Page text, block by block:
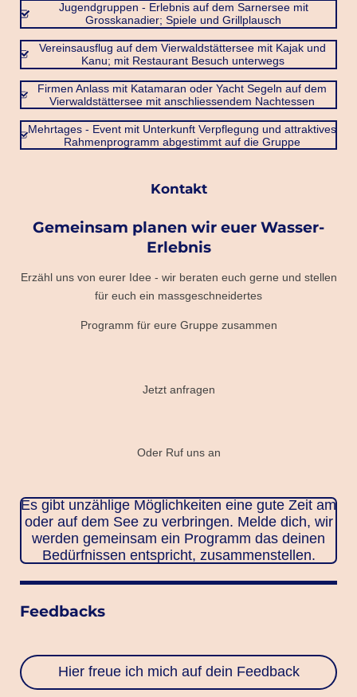
Jugendgruppen - Erlebnis auf dem Sarnersee mit
Grosskanadier; Spiele und Grillplausch
Vereinsausflug auf dem Vierwaldstättersee mit Kajak und
Kanu; mit Restaurant Besuch unterwegs
Firmen Anlass mit Katamaran oder Yacht Segeln auf dem
Vierwaldstättersee mit anschliessendem Nachtessen
Mehrtages - Event mit Unterkunft Verpflegung und attraktives
Rahmenprogramm abgestimmt auf die Gruppe
Kontakt
Gemeinsam planen wir euer Wasser-
Erlebnis
Erzähl uns von eurer Idee - wir beraten euch gerne und stellen
für euch ein massgeschneidertes
Programm für eure Gruppe zusammen
Jetzt anfragen
Oder Ruf uns an
Es gibt unzählige Möglichkeiten eine gute Zeit am
oder auf dem See zu verbringen. Melde dich, wir
werden gemeinsam ein Programm das deinen
Bedürfnissen entspricht, zusammenstellen.
Feedbacks
Hier freue ich mich auf dein Feedback